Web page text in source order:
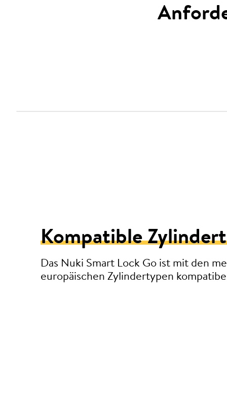
Kompatible
Das Nuki Smart Lock Go ist mit den
europäischen Zylindertypen